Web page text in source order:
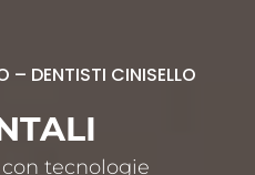
– DENTISTI CINISELLO
tecnologie